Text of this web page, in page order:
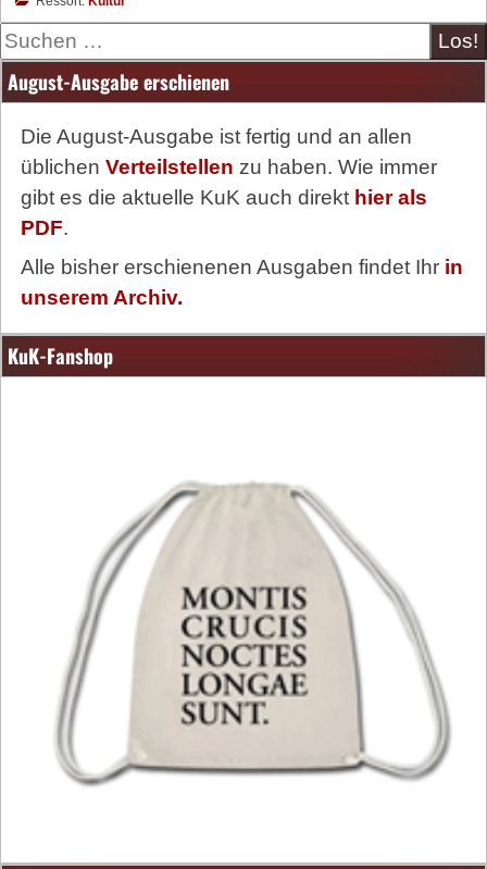
Suche
August-Ausgabe erschienen
Die August-Ausgabe ist fertig und an allen
üblichen Verteilstellen zu haben. Wie immer
gibt es die aktuelle KuK auch direkt hier als
PDF.
Alle bisher erschienenen Ausgaben findet Ihr in
unserem Archiv.
KuK-Fanshop